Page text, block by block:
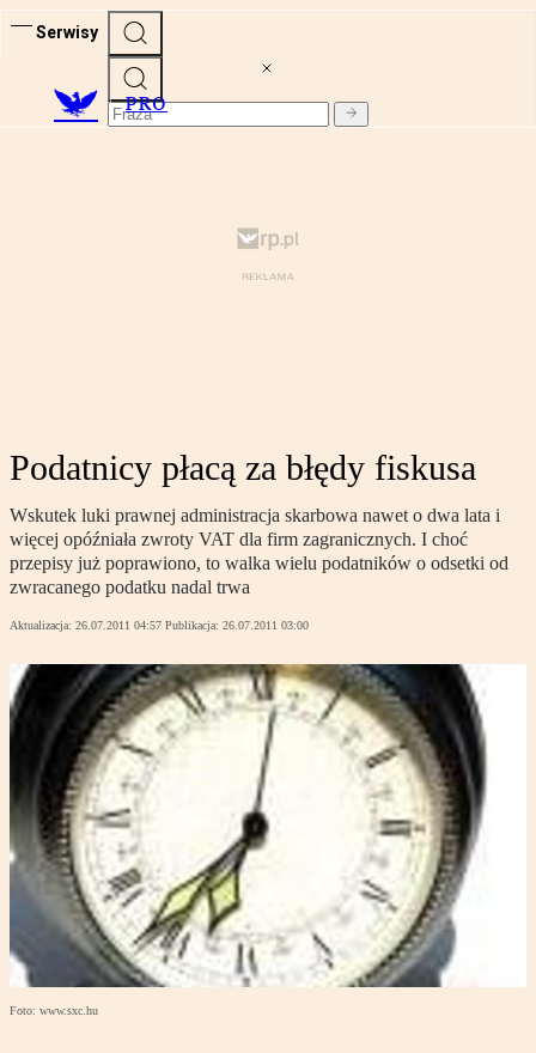
Serwisy
PRO
Podatnicy płacą za błędy fiskusa
Wskutek luki prawnej administracja skarbowa nawet o dwa lata i
więcej opóźniała zwroty VAT dla firm zagranicznych. I choć
przepisy już poprawiono, to walka wielu podatników o odsetki od
zwracanego podatku nadal trwa
Aktualizacja: 26.07.2011 04:57 Publikacja: 26.07.2011 03:00
Foto: www.sxc.hu